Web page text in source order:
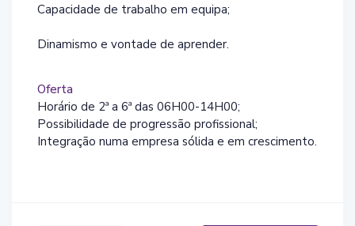
Capacidade de trabalho em equipa;
Dinamismo e vontade de aprender.
Oferta
Horário de 2ª a 6ª das 06H00-14H00;
Possibilidade de progressão profissional;
Integração numa empresa sólida e em crescimento.